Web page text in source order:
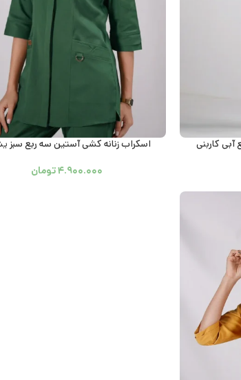
کاربنی
اسکراب زنانه کشی آستین سه ربع سبز
۴.۹۰۰.۰۰۰تومان